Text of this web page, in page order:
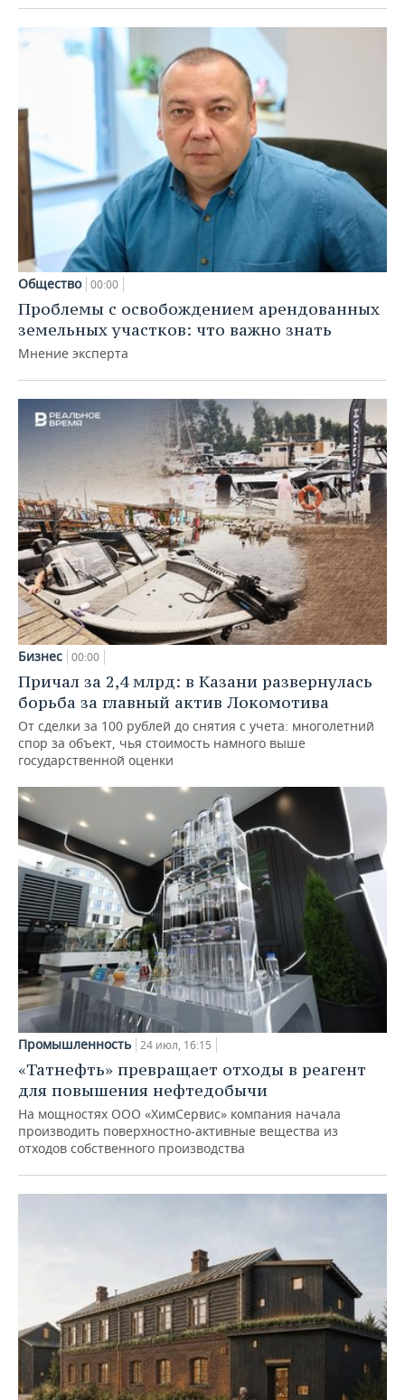
Общество 00:00
Проблемы с освобождением арендованных
земельных участков: что важно знать
Мнение эксперта
Бизнес 00:00
Причал за 2,4 млрд: в Казани развернулась
борьба за главный актив Локомотива
От сделки за 100 рублей до снятия с учета: многолетний
спор за объект, чья стоимость намного выше
государственной оценки
Промышленность 24 июл, 16:15
«Татнефть» превращает отходы в реагент
для повышения нефтедобычи
На мощностях ООО «ХимСервис» компания начала
производить поверхностно-активные вещества из
отходов собственного производства